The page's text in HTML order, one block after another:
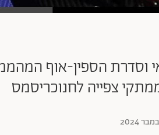
וסדרת הספין-אוף
צפייה לחנוכריסמס